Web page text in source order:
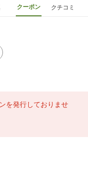
クーポン クチコミ
を発行しておりませ